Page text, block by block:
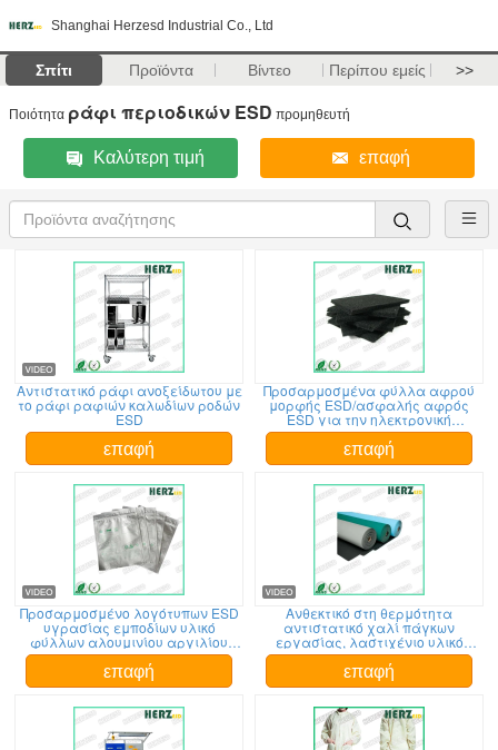
Shanghai Herzesd Industrial Co., Ltd
Σπίτι Προϊόντα Βίντεο Περίπου εμείς >>
Ποιότητα ράφι περιοδικών ESD προμηθευτή
Καλύτερη τιμή επαφή
Αντιστατικό ράφι ανοξείδωτου με
το ράφι ραφιών καλωδίων ροδών
ESD
επαφή
Προσαρμοσμένα φύλλα αφρού
μορφής ESD/ασφαλής αφρός
ESD για την ηλεκτρονική
συσκευασία
επαφή
Προσαρμοσμένο λογότυπων ESD
υγρασίας εμποδίων υλικό
φύλλων αλουμινίου αργιλίου
δομών τσαντών εύκαμπτο
επαφή
Ανθεκτικό στη θερμότητα
αντιστατικό χαλί πάγκων
εργασίας, λαστιχένιο υλικό
νιτριλίων χαλιών ESD ασφαλές
επαφή